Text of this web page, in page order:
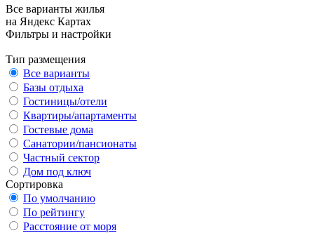
Все варианты жилья
на Яндекс Картах
Фильтры и настройки
Тип размещения
Все варианты
Базы отдыха
Гостиницы/отели
Квартиры/апартаменты
Гостевые дома
Санатории/пансионаты
Частный сектор
Дом под ключ
Сортировка
По умолчанию
По рейтингу
Расстояние от моря